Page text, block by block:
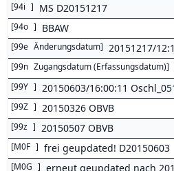
[94i ] MS D20151217
[94o ] BBAW
[99e Änderungsdatum] 20151217/
[99n Zugangsdatum (Erfassungsdatum)]
[99Y ] 20150603/16:00:11
[99Z ] 20150326 OBVB
[99z ] 20150507 OBVB
[M0F ] frei geupdated! D20150603
[M0G ] erneut geupdated nach